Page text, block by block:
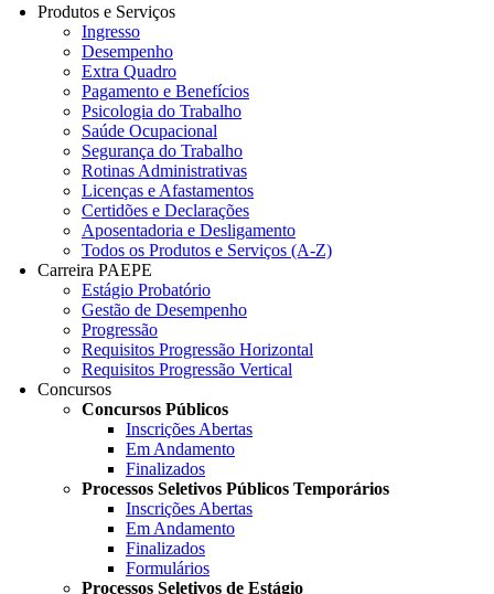
Produtos e Serviços
Ingresso
Desempenho
Extra Quadro
Pagamento e Benefícios
Psicologia do Trabalho
Saúde Ocupacional
Segurança do Trabalho
Rotinas Administrativas
Licenças e Afastamentos
Certidões e Declarações
Aposentadoria e Desligamento
Todos os Produtos e Serviços (A-Z)
Carreira PAEPE
Estágio Probatório
Gestão de Desempenho
Progressão
Requisitos Progressão Horizontal
Requisitos Progressão Vertical
Concursos
Concursos Públicos
Inscrições Abertas
Em Andamento
Finalizados
Processos Seletivos Públicos Temporários
Inscrições Abertas
Em Andamento
Finalizados
Formulários
Processos Seletivos de Estágio